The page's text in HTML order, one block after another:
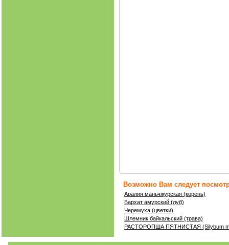
Возможно Вам следует
Аралия маньчжурская (корень)
Бархат амурский (луб)
Черемуха (цветки)
Шлемник байкальский (трава)
РАСТОРОПША ПЯТНИСТАЯ (Silybum